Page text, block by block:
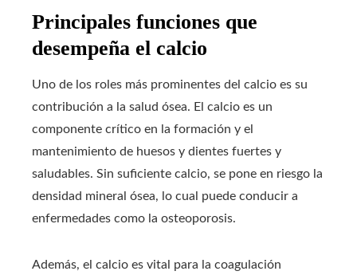
Principales funciones que
desempeña el calcio
Uno de los roles más prominentes del calcio es su
contribución a la salud ósea. El calcio es un
componente crítico en la formación y el
mantenimiento de huesos y dientes fuertes y
saludables. Sin suficiente calcio, se pone en riesgo la
densidad mineral ósea, lo cual puede conducir a
enfermedades como la osteoporosis.
Además, el calcio es vital para la coagulación